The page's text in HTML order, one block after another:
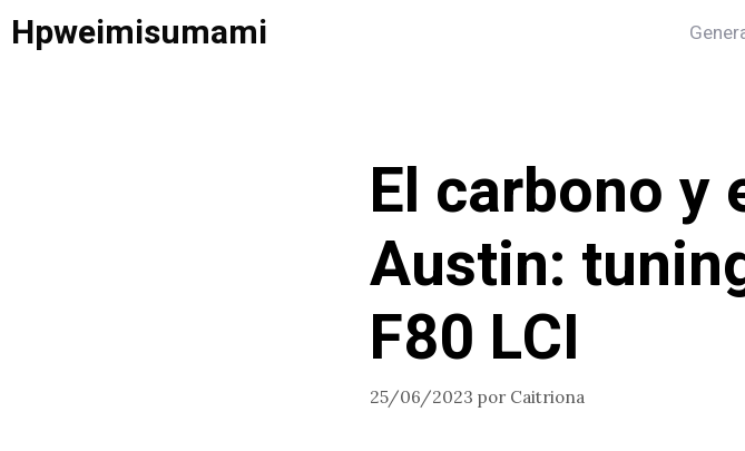
Saltar
alHpweimisumami
El carbono y
Austin:
F80 LCI
25/06/2023 por Caitriona